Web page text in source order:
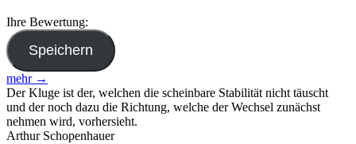
Ihre Bewertung:
mehr →
Der Kluge ist der, welchen die scheinbare Stabilität nicht täuscht
und der noch dazu die Richtung, welche der Wechsel zunächst
nehmen wird, vorhersieht.
Arthur Schopenhauer